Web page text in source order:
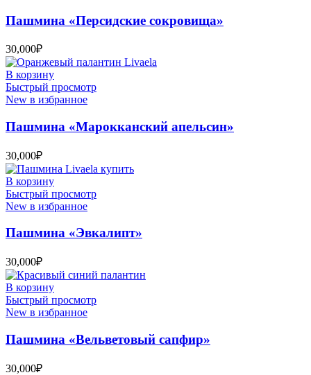
Пашмина «Персидские сокровища»
30,000₽
В корзину
Быстрый просмотр
New в избранное
Пашмина «Марокканский апельсин»
30,000₽
В корзину
Быстрый просмотр
New в избранное
Пашмина «Эвкалипт»
30,000₽
В корзину
Быстрый просмотр
New в избранное
Пашмина «Вельветовый сапфир»
30,000₽